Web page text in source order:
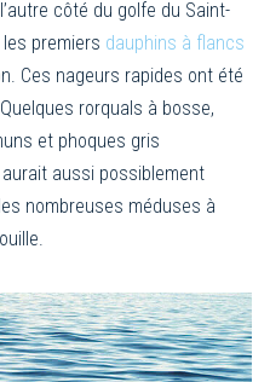
côté du golfe du Saint-
premiers dauphins à flancs
Ces nageurs rapides ont été
rorquals à bosse,
et phoques gris
aussi possiblement
nombreuses méduses à